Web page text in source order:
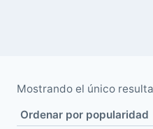
Mostrando el único